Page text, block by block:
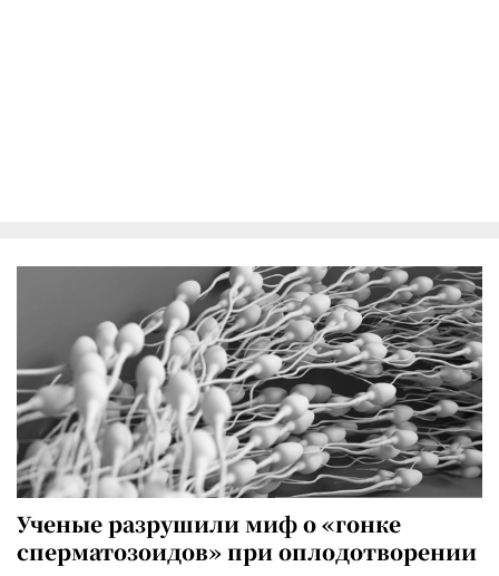
Ученые разрушили миф о «гонке
сперматозоидов» при оплодотворении